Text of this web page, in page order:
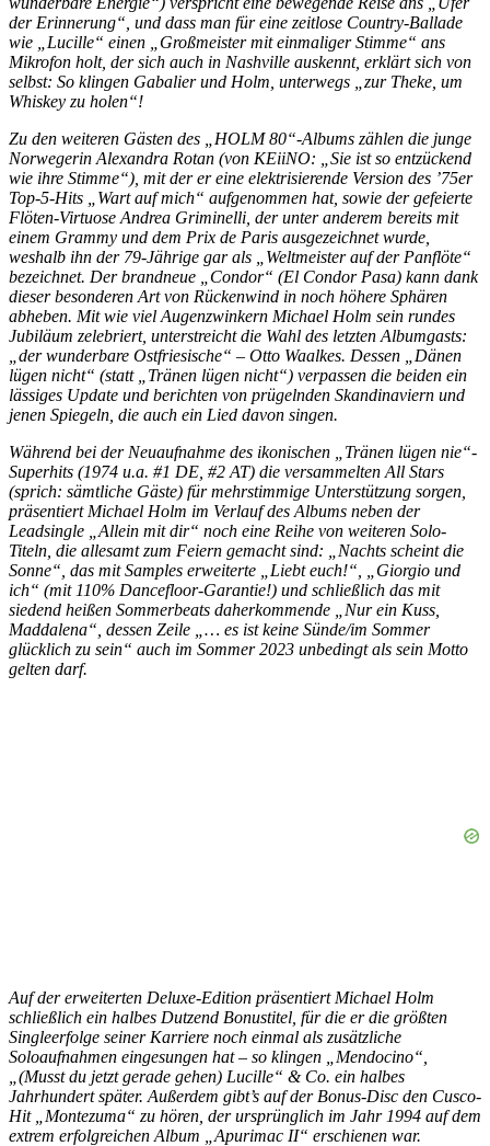
der Erinnerung“, und dass man für eine zeitlose Country-Ballade
wie „Lucille“ einen „Großmeister mit einmaliger Stimme“ ans
Mikrofon holt, der sich auch in Nashville auskennt, erklärt sich von
selbst: So klingen Gabalier und Holm, unterwegs „zur Theke, um
Whiskey zu holen“!
Zu den weiteren Gästen des „HOLM 80“-Albums zählen die junge
Norwegerin Alexandra Rotan (von KEiiNO: „Sie ist so entzückend
wie ihre Stimme“), mit der er eine elektrisierende Version des ’75er
Top-5-Hits „Wart auf mich“ aufgenommen hat, sowie der gefeierte
Flöten-Virtuose Andrea Griminelli, der unter anderem bereits mit
einem Grammy und dem Prix de Paris ausgezeichnet wurde,
weshalb ihn der 79-Jährige gar als „Weltmeister auf der Panflöte“
bezeichnet. Der brandneue „Condor“ (El Condor Pasa) kann dank
dieser besonderen Art von Rückenwind in noch höhere Sphären
abheben. Mit wie viel Augenzwinkern Michael Holm sein rundes
Jubiläum zelebriert, unterstreicht die Wahl des letzten Albumgasts:
„der wunderbare Ostfriesische“ – Otto Waalkes. Dessen „Dänen
lügen nicht“ (statt „Tränen lügen nicht“) verpassen die beiden ein
lässiges Update und berichten von prügelnden Skandinaviern und
jenen Spiegeln, die auch ein Lied davon singen.
Während bei der Neuaufnahme des ikonischen „Tränen lügen nie“-
Superhits (1974 u.a. #1 DE, #2 AT) die versammelten All Stars
(sprich: sämtliche Gäste) für mehrstimmige Unterstützung sorgen,
präsentiert Michael Holm im Verlauf des Albums neben der
Leadsingle „Allein mit dir“ noch eine Reihe von weiteren Solo-
Titeln, die allesamt zum Feiern gemacht sind: „Nachts scheint die
Sonne“, das mit Samples erweiterte „Liebt euch!“, „Giorgio und
ich“ (mit 110% Dancefloor-Garantie!) und schließlich das mit
siedend heißen Sommerbeats daherkommende „Nur ein Kuss,
Maddalena“, dessen Zeile „… es ist keine Sünde/im Sommer
glücklich zu sein“ auch im Sommer 2023 unbedingt als sein Motto
gelten darf.
Auf der erweiterten Deluxe-Edition präsentiert Michael Holm
schließlich ein halbes Dutzend Bonustitel, für die er die größten
Singleerfolge seiner Karriere noch einmal als zusätzliche
Soloaufnahmen eingesungen hat – so klingen „Mendocino“,
„(Musst du jetzt gerade gehen) Lucille“ & Co. ein halbes
Jahrhundert später. Außerdem gibt’s auf der Bonus-Disc den Cusco-
Hit „Montezuma“ zu hören, der ursprünglich im Jahr 1994 auf dem
extrem erfolgreichen Album „Apurimac II“ erschienen war.